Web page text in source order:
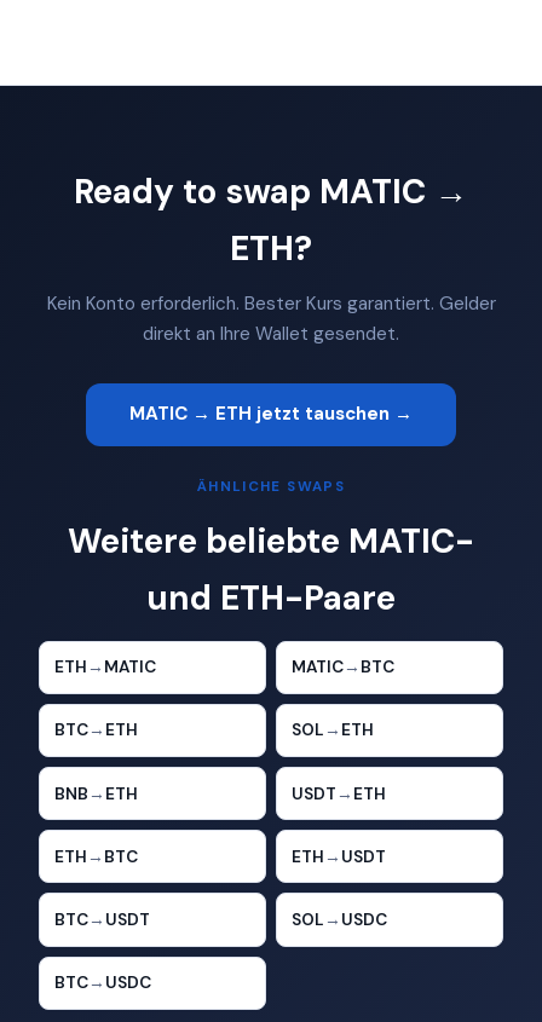
Ready to swap MATIC →
ETH?
Kein Konto erforderlich. Bester Kurs garantiert. Gelder
direkt an Ihre Wallet gesendet.
MATIC → ETH jetzt tauschen →
ÄHNLICHE SWAPS
Weitere beliebte MATIC-
und ETH-Paare
ETH → MATIC MATIC→ BTC
BTC→ ETH SOL → ETH
BNB → ETH USDT → ETH
ETH → BTC ETH → USDT
BTC→ USDT SOL → USDC
BTC→ USDC